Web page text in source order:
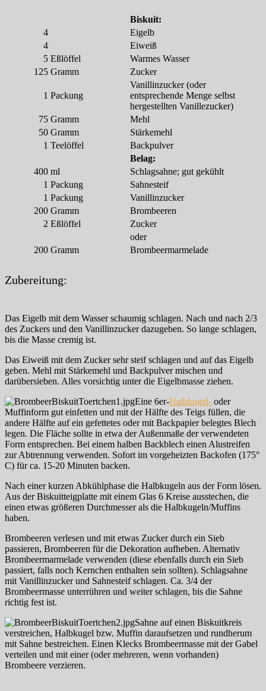
Biskuit:
4
Eigelb
4
Eiweiß
5 Eßlöffel
Warmes Wasser
125 Gramm Zucker
1 Packung
Vanillinzucker (oder
entsprechende Menge selbst
hergestellten Vanillezucker)
75 Gramm
Mehl
50 Gramm
Stärkemehl
1 Teelöffel
Backpulver
Belag:
400 ml
Schlagsahne; gut gekühlt
1 Packung
Sahnesteif
1 Packung
Vanillinzucker
200 Gramm
Brombeeren
2 Eßlöffel
Zucker
oder
200 Gramm Brombeermarmelade
Zubereitung:
Das Eigelb mit dem Wasser schaumig schlagen. Nach und nach 2/3
des Zuckers und den Vanillinzucker dazugeben. So lange schlagen,
bis die Masse cremig ist.
Das Eiweiß mit dem Zucker sehr steif schlagen und auf das Eigelb
geben. Mehl mit Stärkemehl und Backpulver mischen und
darübersieben. Alles vorsichtig unter die Eigelbmasse ziehen.
Eine 6er-Halbkugel- oder
Muffinform gut einfetten und mit der Hälfte des Teigs füllen, die
andere Hälfte auf ein gefettetes oder mit Backpapier belegtes Blech
legen. Die Fläche sollte in etwa der Außenmaße der verwendeten
Form entsprechen. Bei einem halben Backblech einen Alustreifen
zur Abtrennung verwenden. Sofort im vorgeheizten Backofen (175°
C) für ca. 15-20 Minuten backen.
Nach einer kurzen Abkühlphase die Halbkugeln aus der Form lösen.
Aus der Biskuitteigplatte mit einem Glas 6 Kreise ausstechen, die
einen etwas größeren Durchmesser als die Halbkugeln/Muffins
haben.
Brombeeren verlesen und mit etwas Zucker durch ein Sieb
passieren, Brombeeren für die Dekoration aufheben. Alternativ
Brombeermarmelade verwenden (diese ebenfalls durch ein Sieb
passiert, falls noch Kernchen enthalten sein sollten). Schlagsahne
mit Vanillinzucker und Sahnesteif schlagen. Ca. 3/4 der
Brombeermasse unterrühren und weiter schlagen, bis die Sahne
richtig fest ist.
Sahne auf einen Biskuitkreis
verstreichen, Halbkugel bzw. Muffin daraufsetzen und rundherum
mit Sahne bestreichen. Einen Klecks Brombeermasse mit der Gabel
verteilen und mit einer (oder mehreren, wenn vorhanden)
Brombeere verzieren.